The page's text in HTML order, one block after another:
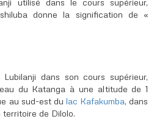
donne la signification de «
dans son cours supérieur,
du Katanga à une altitude de 1
au sud-est du lac Kafakumba, dans
territoire de Dilolo.